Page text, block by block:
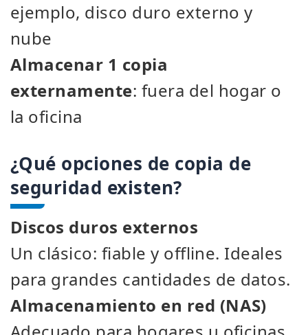
ejemplo, disco duro externo y
nube
Almacenar 1 copia
externamente: fuera del hogar o
la oficina
¿Qué opciones de copia de
seguridad existen?
Discos duros externos
Un clásico: fiable y offline. Ideales
para grandes cantidades de datos.
Almacenamiento en red (NAS)